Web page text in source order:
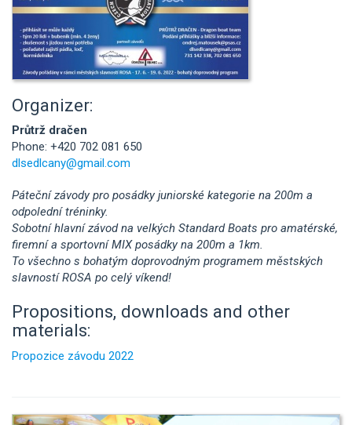
Organizer:
Průtrž dračen
Phone: +420 702 081 650
dlsedlcany@gmail.com
Páteční závody pro posádky juniorské kategorie na 200m a
odpolední tréninky.
Sobotní hlavní závod na velkých Standard Boats pro amatérské,
firemní a sportovní MIX posádky na 200m a 1km.
To všechno s bohatým doprovodným programem městských
slavností ROSA po celý víkend!
Propositions, downloads and other
materials:
Propozice závodu 2022